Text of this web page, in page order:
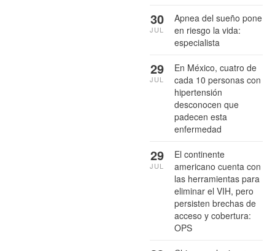
Apnea del sueño pone
en riesgo la vida:
especialista
30
JUL
En México, cuatro de
cada 10 personas con
hipertensión
desconocen que
padecen esta
enfermedad
29
JUL
El continente
americano cuenta con
las herramientas para
eliminar el VIH, pero
persisten brechas de
acceso y cobertura:
OPS
29
JUL